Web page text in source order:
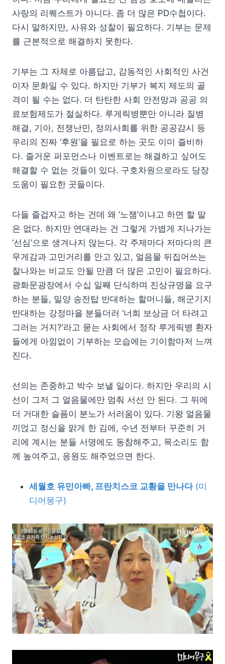
사랑의 리퀘스트가 아니다. 좀 더 많은 PD수첩이다.
다시 말하지만, 사유와 성찰이 필요하다. 기부는 문제
를 근본적으로 해결하지 못한다.
기부는 그 자체로 아름답고, 감동적인 사회적인 사건
이자 문화일 수 있다. 하지만 기부가 복지 제도의 골
격이 될 수는 없다. 더 탄탄한 사회 안전망과 공공 의
료보험제도가 절실하다. 루게릭병뿐만 아니라 질병
해결, 기아, 전쟁난민, 정의사회를 위한 공공감시 등
우리의 진짜 ‘후원’을 필요로 하는 곳도 이미 즐비하
다. 즐거운 퍼포먼스나 이벤트로는 해결하고 싶어도
해결할 수 없는 것들이 있다. 구호차원으로라도 당장
도움이 필요한 곳들이다.
다들 즐겁자고 하는 건데 왜 ‘노잼’이냐고 하면 할 말
은 없다. 하지만 연대라는 건 그렇게 가볍게 지나가는
‘선심’으로 생겨나지 않는다. 각 주제마다 저마다의 큰
무게감과 고민거리를 안고 있고, 얼음물 뒤집어쓰는
찰나와는 비교도 안될 만큼 더 많은 고민이 필요하다.
광화문광장에서 수십 일째 단식하며 진상규명을 요구
하는 분들, 밀양 송전탑 반대하는 할머니들, 해군기지
반대하는 강정마을 분들더러 ‘너희 보상금 더 타려고
그러는 거지?’라고 묻는 사회에서 정작 루게릭병 환자
들에게 아낌없이 기부하는 모습에는 기이함마저 느껴
진다.
선의는 존중하고 박수 보낼 일이다. 하지만 우리의 시
선이 그저 그 얼음물에만 멈춰 서선 안 된다. 그 뒤에
더 거대한 슬픔이 분노가 서러움이 있다. 기왕 얼음물
끼얹고 정신을 맑게 한 김에, 수년 전부터 꾸준히 거
리에 계시는 분들 서명에도 동참해주고, 목소리도 함
께 높여주고, 응원도 해주었으면 한다.
세월호 유민아빠, 프란치스코 교황을 만나다(미
디어몽구)